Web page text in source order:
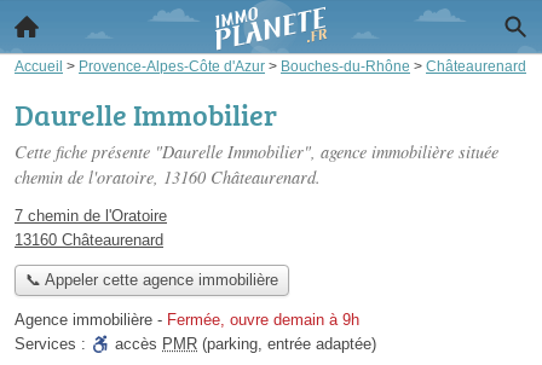
Accueil > Provence-Alpes-Côte d'Azur > Bouches-du-Rhône > Châteaurenard
Daurelle Immobilier
Cette fiche présente "Daurelle Immobilier", agence immobilière située
chemin de l'oratoire, 13160 Châteaurenard.
7 chemin de l'Oratoire
13160 Châteaurenard
📞 Appeler cette agence immobilière
Agence immobilière - Fermée, ouvre demain à 9h
Services :
accès PMR (parking, entrée adaptée)